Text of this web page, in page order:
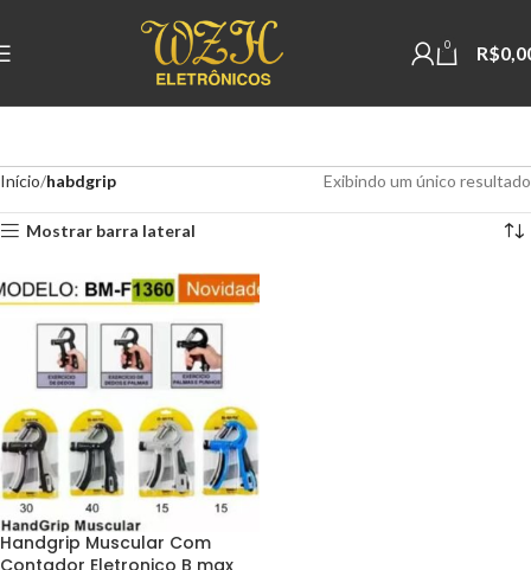
0 R$
Início habdgrip Exibindo um único resultado
Mostrar barra lateral
Handgrip Muscular Com
Contador Eletronico B max